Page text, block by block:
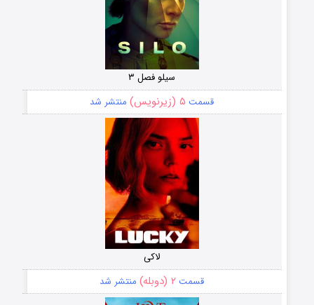
سیلو فصل ۳
قسمت ۵ (زیرنویس) منتشر شد
لاکی
قسمت ۲ (دوبله) منتشر شد